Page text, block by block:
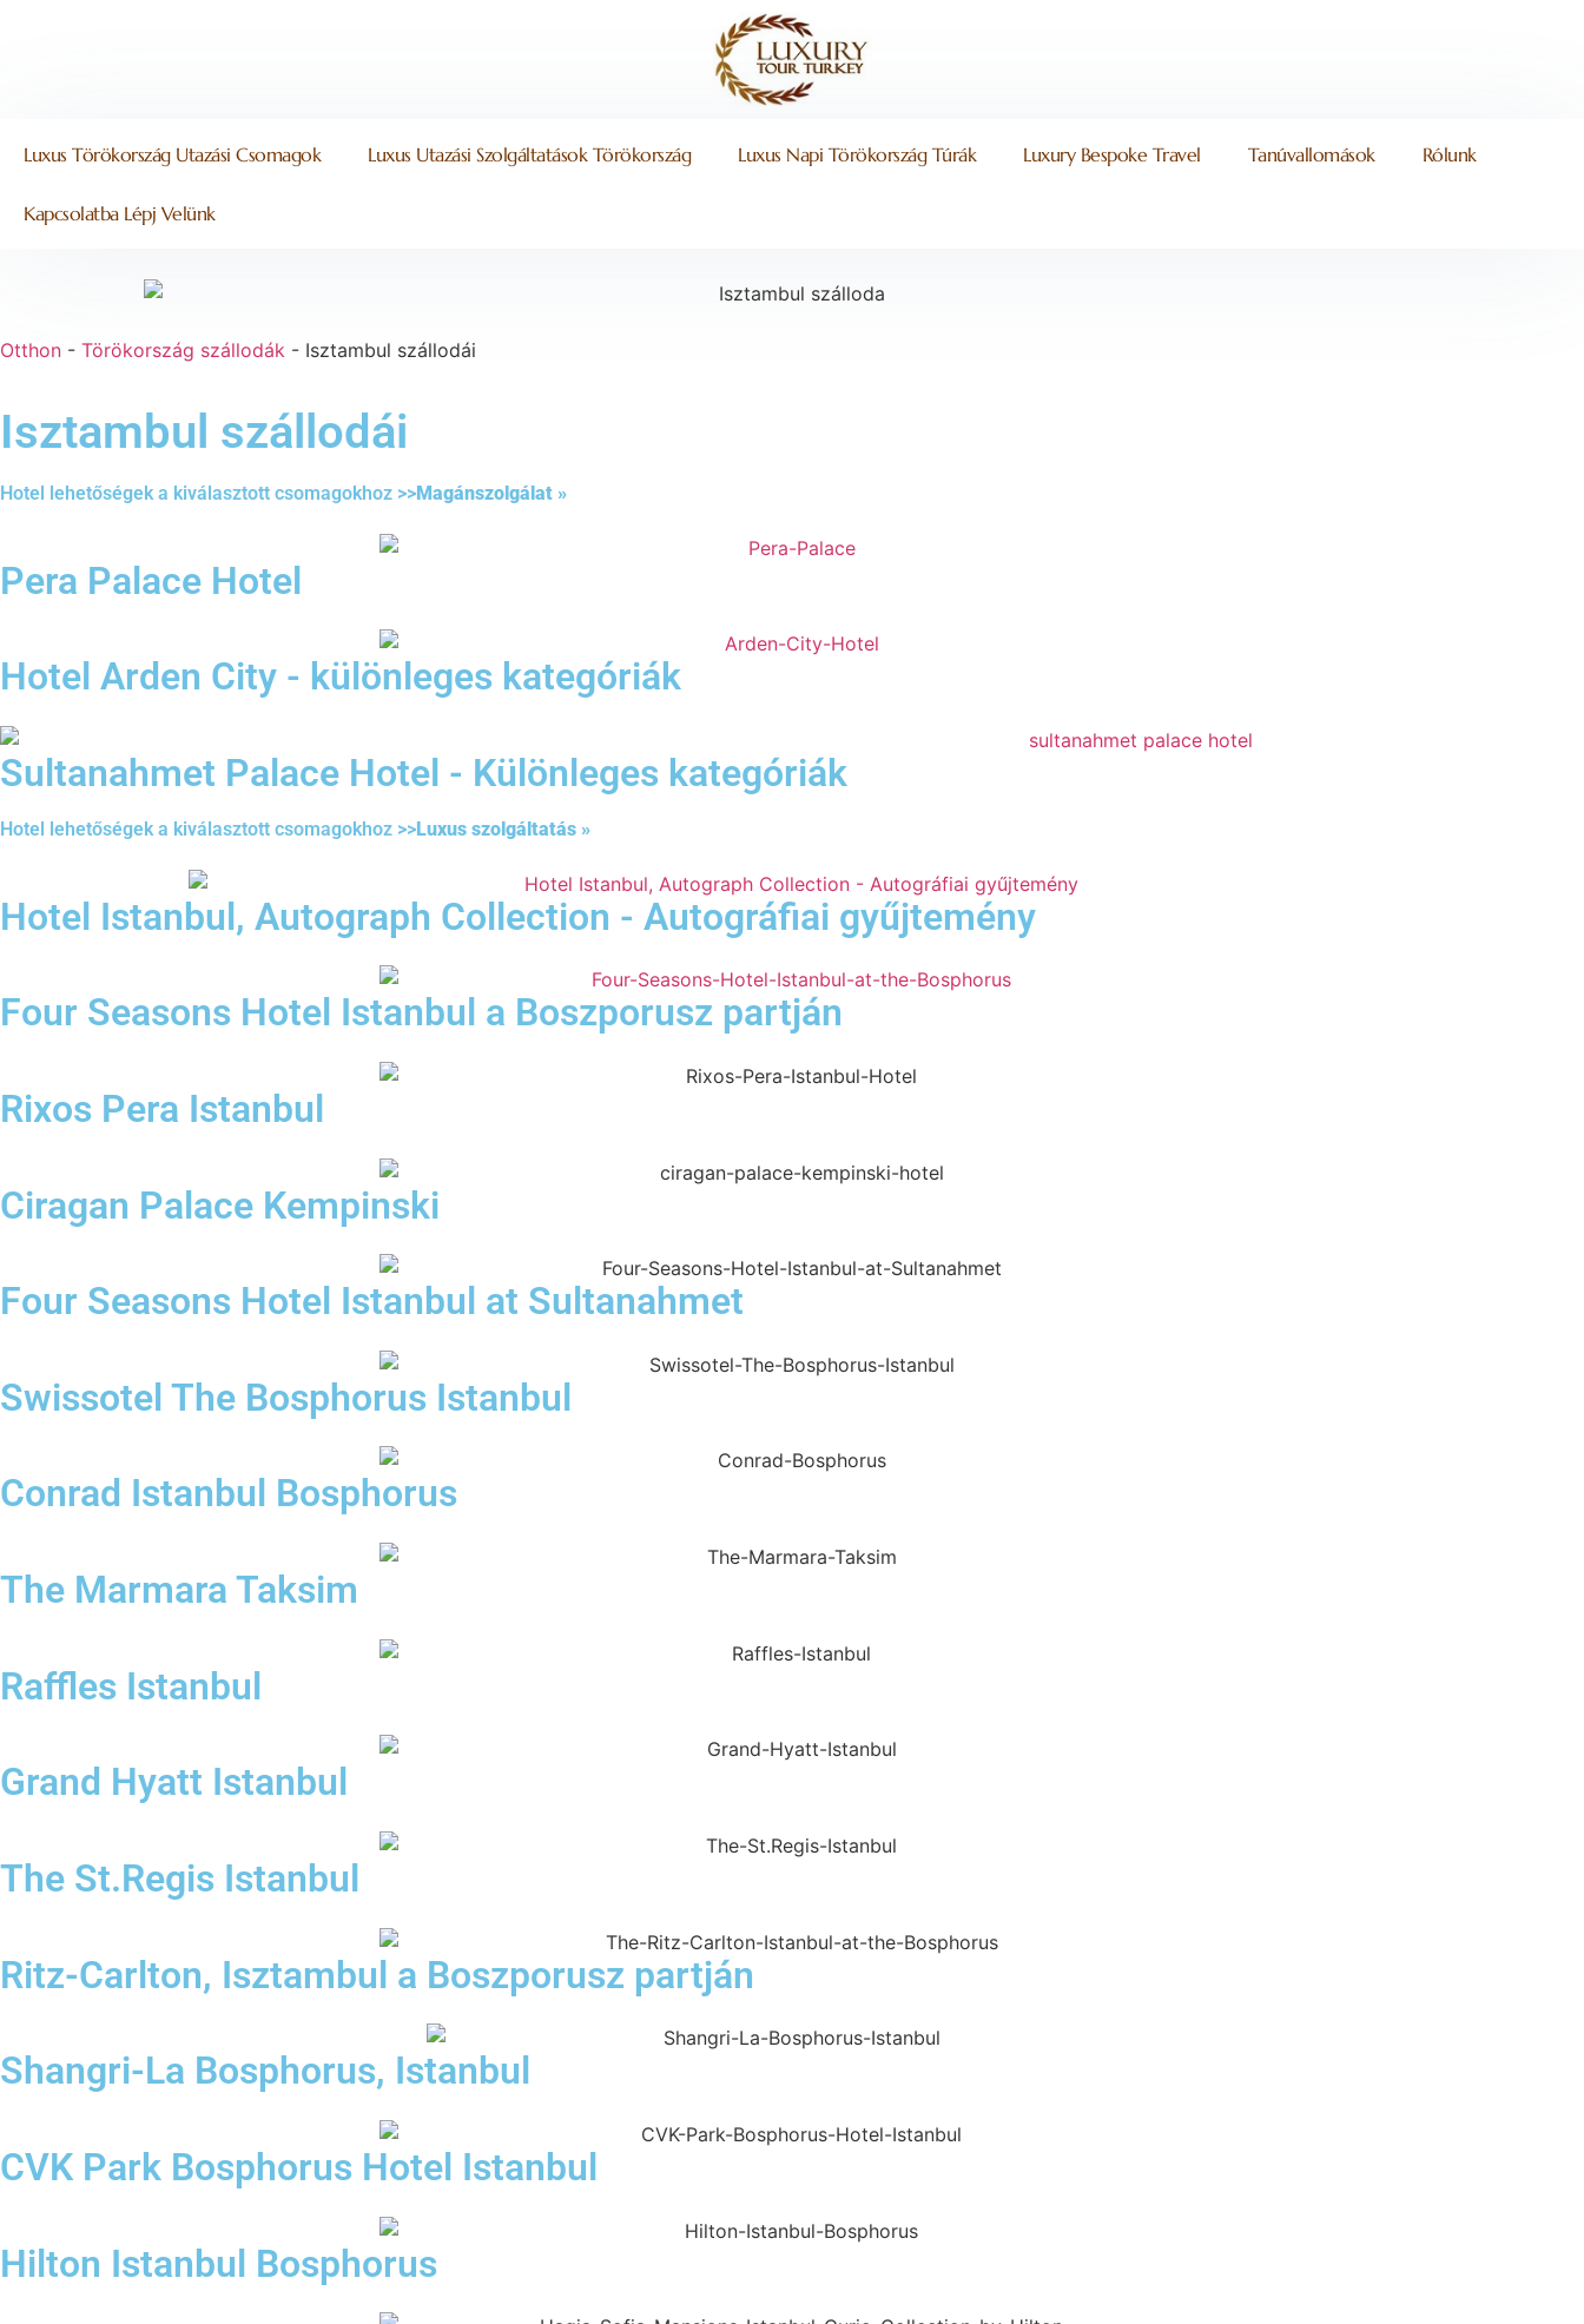
Luxus Törökország Utazási Csomagok Luxus Utazási Szolgáltatások Törökország Luxus Napi Törökország Túrák Luxury Bespoke Travel Tanúvallomások Rólunk
Kapcsolatba Lépj Velünk
Otthon - Törökország szállodák - Isztambul szállodái
Isztambul szállodái
Hotel lehetőségek a kiválasztott csomagokhoz >>Magánszolgálat »
Pera Palace Hotel
Hotel Arden City - különleges kategóriák
Sultanahmet Palace Hotel - Különleges kategóriák
Hotel lehetőségek a kiválasztott csomagokhoz >>Luxus szolgáltatás »
Hotel Istanbul, Autograph Collection - Autográfiai gyűjtemény
Four Seasons Hotel Istanbul a Boszporusz partján
Rixos Pera Istanbul
Ciragan Palace Kempinski
Four Seasons Hotel Istanbul at Sultanahmet
Swissotel The Bosphorus Istanbul
Conrad Istanbul Bosphorus
The Marmara Taksim
Raffles Istanbul
Grand Hyatt Istanbul
The St.Regis Istanbul
Ritz-Carlton, Isztambul a Boszporusz partján
Shangri-La Bosphorus, Istanbul
CVK Park Bosphorus Hotel Istanbul
Hilton Istanbul Bosphorus